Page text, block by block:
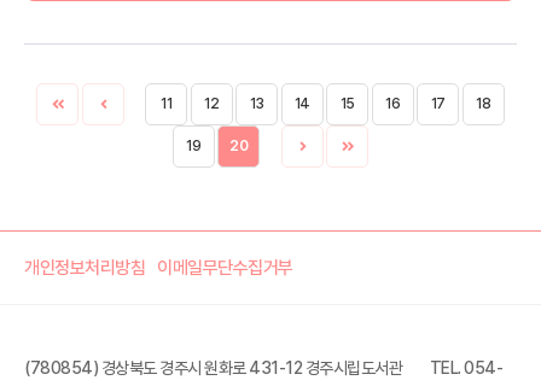
11 12 13 14 15 16 17 18
19 20
개인정보처리방침 이메일무단수집거부
(780854) 경상북도 경주시 원화로 431-12 경주시립도서관 TEL. 054-